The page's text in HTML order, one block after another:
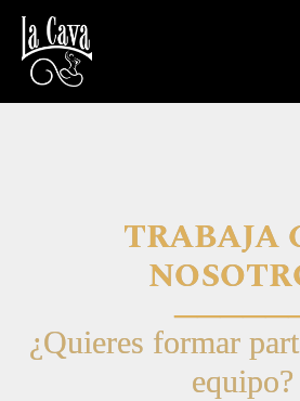
TRABAJA
¿Quieres formar
equipo?